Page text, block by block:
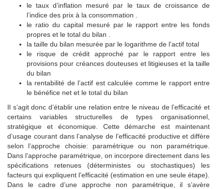
le taux d’inflation mesuré par le taux de croissance de
l’indice des prix à la consommation .
le ratio du capital mesuré par le rapport entre les fonds
propres et le total du bilan .
la taille du bilan mesurée par le logarithme de l’actif total
le risque de crédit approché par le rapport entre les
provisions pour créances douteuses et litigieuses et la taille
du bilan
la rentabilité de l’actif est calculée comme le rapport entre
le bénéfice net et le total du bilan
Il s’agit donc d’établir une relation entre le niveau de l’efficacité et
certains variables structurelles de types organisationnel,
stratégique et économique. Cette démarche est maintenant
d’usage courant dans l’analyse de l’efficacité productive et diffère
selon l’approche choisie: paramétrique ou non paramétrique.
Dans l’approche paramétrique, on incorpore directement dans les
spécifications retenues (déterministes ou stochastiques) les
facteurs qui expliquent l’efficacité (estimation en une seule étape).
Dans le cadre d’une approche non paramétrique, il s’avère